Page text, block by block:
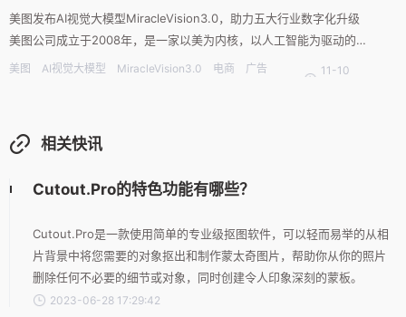
美图发布AI视觉大模型MiracleVision3.0，助力五大行业数字化升级
美图公司成立于2008年，是一家以美为内核，以人工智能为驱动的科
技公司。今年6月，美图公司举办了一场以“AI时代的影像生产工具”为
美图 AI视觉大模型 MiracleVision3.0 电商
广告
11-10
相关快讯
Cutout.Pro的特色功能有哪些？
Cutout.Pro是一款使用简单的专业级抠图软件，可以轻而易举的从相
片背景中将您需要的对象抠出和制作蒙太奇图片，帮助你从你的照片
删除任何不必要的细节或对象，同时创建令人印象深刻的蒙板。
2023-06-28 17:29:42